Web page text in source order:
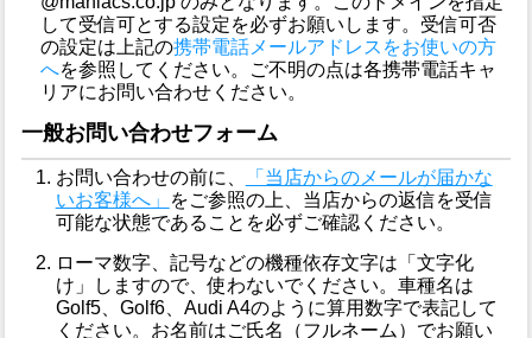
して受信可とする設定を必ずお願いします。受信可否
の設定は上記の携帯電話メールアドレスをお使いの方
へを参照してください。ご不明の点は各携帯電話キャ
リアにお問い合わせください。
一般お問い合わせフォーム
お問い合わせの前に、
「当店からのメールが届かな
いお客様へ」
をご参照の上、当店からの返信を受信
可能な状態であることを必ずご確認ください。
ローマ数字、記号などの機種依存文字は「文字化
け」しますので、使わないでください。車種名は
Golf5、Golf6、Audi A4のように算用数字で表記して
ください。お名前はご氏名（フルネーム）でお願い